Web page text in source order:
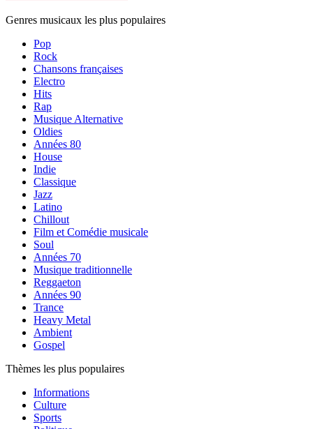
Genres musicaux les plus populaires
Pop
Rock
Chansons françaises
Electro
Hits
Rap
Musique Alternative
Oldies
Années 80
House
Indie
Classique
Jazz
Latino
Chillout
Film et Comédie musicale
Soul
Années 70
Musique traditionnelle
Reggaeton
Années 90
Trance
Heavy Metal
Ambient
Gospel
Thèmes les plus populaires
Informations
Culture
Sports